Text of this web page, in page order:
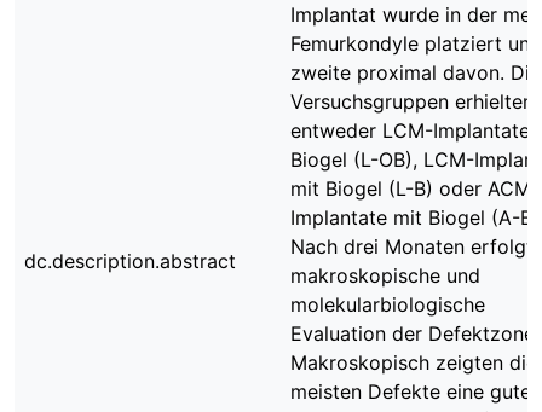
dc.description.abstract
Implantat wurde in der
Femurkondyle platziert
zweite proximal davon. Die
Versuchsgruppen erhielten
entweder LCM-Implantate
Biogel (L-OB), LCM-
mit Biogel (L-B) oder ACM-
Implantate mit Biogel (A-
Nach drei Monaten
makroskopische und
molekularbiologische
Evaluation der
Makroskopisch zeigten die
meisten Defekte eine gute